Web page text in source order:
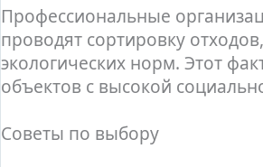
Профессиональные
проводят сортировку
экологических норм. Этот
объектов с высокой
Советы по выбору